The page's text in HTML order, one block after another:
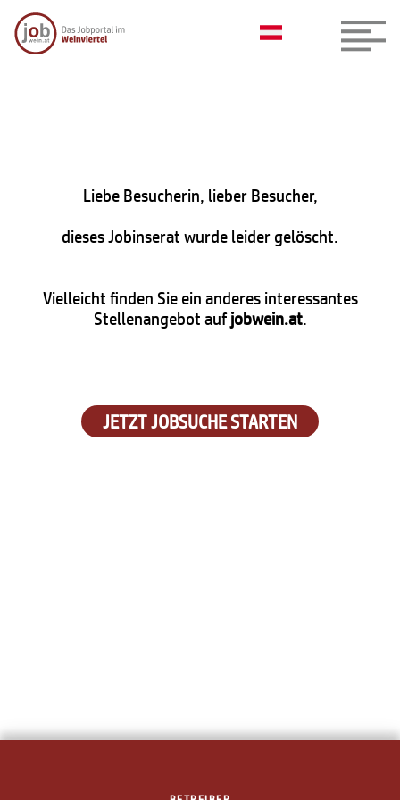
Liebe Besucherin, lieber Besucher,
dieses Jobinserat wurde leider gelöscht.
Vielleicht finden Sie ein anderes interessantes
Stellenangebot aufjobwein.at.
JETZT JOBSUCHE STARTEN